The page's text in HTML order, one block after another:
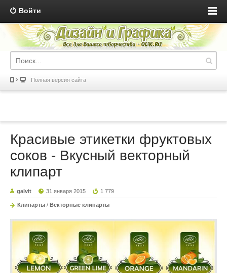
Войти
Полная версия сайта
Красивые этикетки фруктовых
соков - Вкусный векторный
клипарт
galvit 31 января 2015 1 779
Клипарты / Векторные клипарты